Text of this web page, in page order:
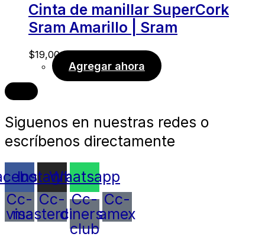
Cinta de manillar SuperCork
Sram Amarillo | Sram
$19,00
Agregar ahora
Siguenos en nuestras redes o
escríbenos directamente
Instagram
Whatsapp
Cc-
visa
Cc-
mastercard
Cc-
diners-
club
Cc-
amex